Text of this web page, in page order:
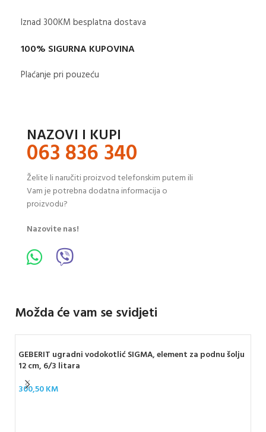
Iznad 300KM besplatna dostava​
100% SIGURNA KUPOVINA
Plaćanje pri pouzeću
NAZOVI I KUPI
063 836 340
Želite li naručiti proizvod telefonskim putem ili
Vam je potrebna dodatna informacija o
proizvodu?
Nazovite nas!
Možda će vam se svidjeti
GEBERIT ugradni vodokotlić SIGMA, element za podnu šolju
12 cm, 6/3 litara
300,50KM